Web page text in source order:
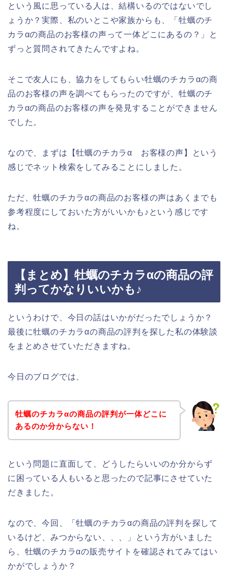
という風に思っている人は、結構いるのではないでし
ょうか？実際、私のいとこや家族からも、「牡蠣のチ
カラαの商品のお客様の声って一体どこにあるの？」と
ずっと質問されてきたんですよね。
そこで友人にも、協力をしてもらい牡蠣のチカラαの商
品のお客様の声を調べてもらったのですが、牡蠣のチ
カラαの商品のお客様の声を発見することができません
でした。
なので、まずは【牡蠣のチカラα お客様の声】という
感じでネット検索をしてみることにしました。
ただ、牡蠣のチカラαの商品のお客様の声はあくまでも
参考程度にしておいた方がいいかも♪という感じです
ね。
【まとめ】牡蠣のチカラαの商品の評
判ってかなりいいかも♪
というわけで、今日の話はいかがだったでしょうか？
最後に牡蠣のチカラαの商品の評判を探した私の体験談
をまとめさせていただきますね。
今日のブログでは、
牡蠣のチカラαの商品の評判が一体どこに
あるのか分からない！
という問題に直面して、どうしたらいいのか分からず
に困っている人もいると思ったので記事にさせていた
だきました。
なので、今回、「牡蠣のチカラαの商品の評判を探して
いるけど、みつからない、、、」という方がいました
ら、牡蠣のチカラαの販売サイトを確認されてみてはい
かがでしょうか？